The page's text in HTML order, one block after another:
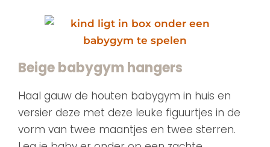
Beige babygym hangers
Haal gauw de houten babygym in huis en
versier deze met deze leuke figuurtjes in de
vorm van twee maantjes en twee sterren.